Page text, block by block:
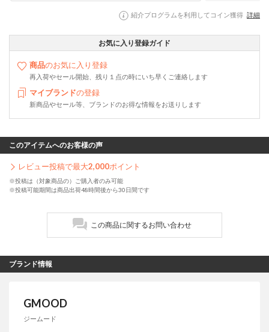
紹介プログラムを利用してコイン獲得 詳細
お気に入り登録ガイド
商品のお気に入り登録
再入荷やセール開始、残り１点の時にいち早くご連絡します
マイブランドの登録
新商品やセール等、ブランドのお得な情報をお送りします
このアイテムへのお客様の声
レビュー投稿で最大2,000ポイント
※投稿は（対象商品の）ご購入者のみ可能
※投稿可能期間は商品出荷48時間後から30日間です
この商品に関するお問い合わせ
ブランド情報
GMOOD
ジームード